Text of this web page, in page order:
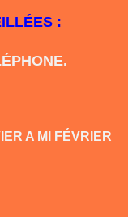
:
A MI FÉVRIER